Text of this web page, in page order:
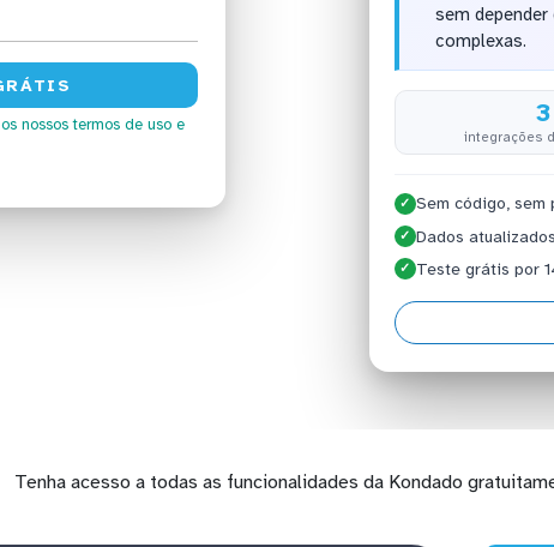
os nossos termos de uso e
sem
complexas.
3
integrações
✓ Sem código, sem
✓ Dados
✓ Teste grátis por
Tenha acesso a todas as funcionalidades da Kondado